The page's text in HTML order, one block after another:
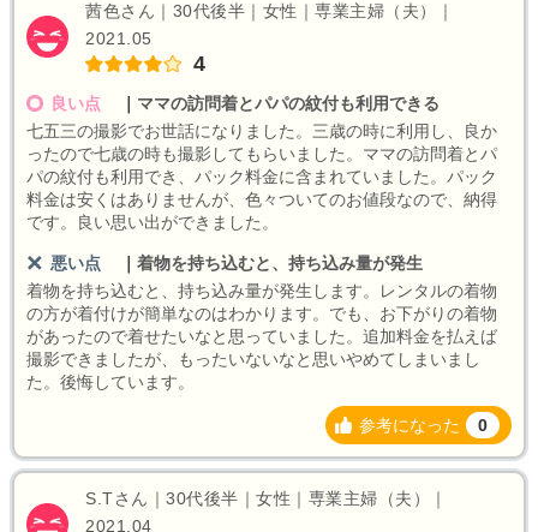
茜色さん｜30代後半｜女性｜専業主婦（夫）｜
2021.05
4
良い点
ママの訪問着とパパの紋付も利用できる
七五三の撮影でお世話になりました。三歳の時に利用し、良か
ったので七歳の時も撮影してもらいました。ママの訪問着とパ
パの紋付も利用でき、パック料金に含まれていました。パック
料金は安くはありませんが、色々ついてのお値段なので、納得
です。良い思い出ができました。
悪い点
着物を持ち込むと、持ち込み量が発生
着物を持ち込むと、持ち込み量が発生します。レンタルの着物
の方が着付けが簡単なのはわかります。でも、お下がりの着物
があったので着せたいなと思っていました。追加料金を払えば
撮影できましたが、もったいないなと思いやめてしまいまし
た。後悔しています。
参考になった 0
S.Tさん｜30代後半｜女性｜専業主婦（夫）｜
2021.04